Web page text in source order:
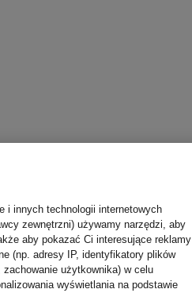
i innych technologii internetowych
zewnętrzni) używamy narzędzi, aby
aby pokazać Ci interesujące reklamy
(np. adresy IP, identyfikatory plików
użytkownika) w celu
wyświetlania na podstawie